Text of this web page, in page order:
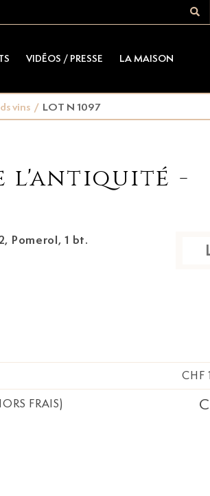
VIDÉOS / PRESSE LA MAISON
vins / LOT N 1097
l'antiquité -
Pomerol, 1 bt.
CHF
FRAIS)